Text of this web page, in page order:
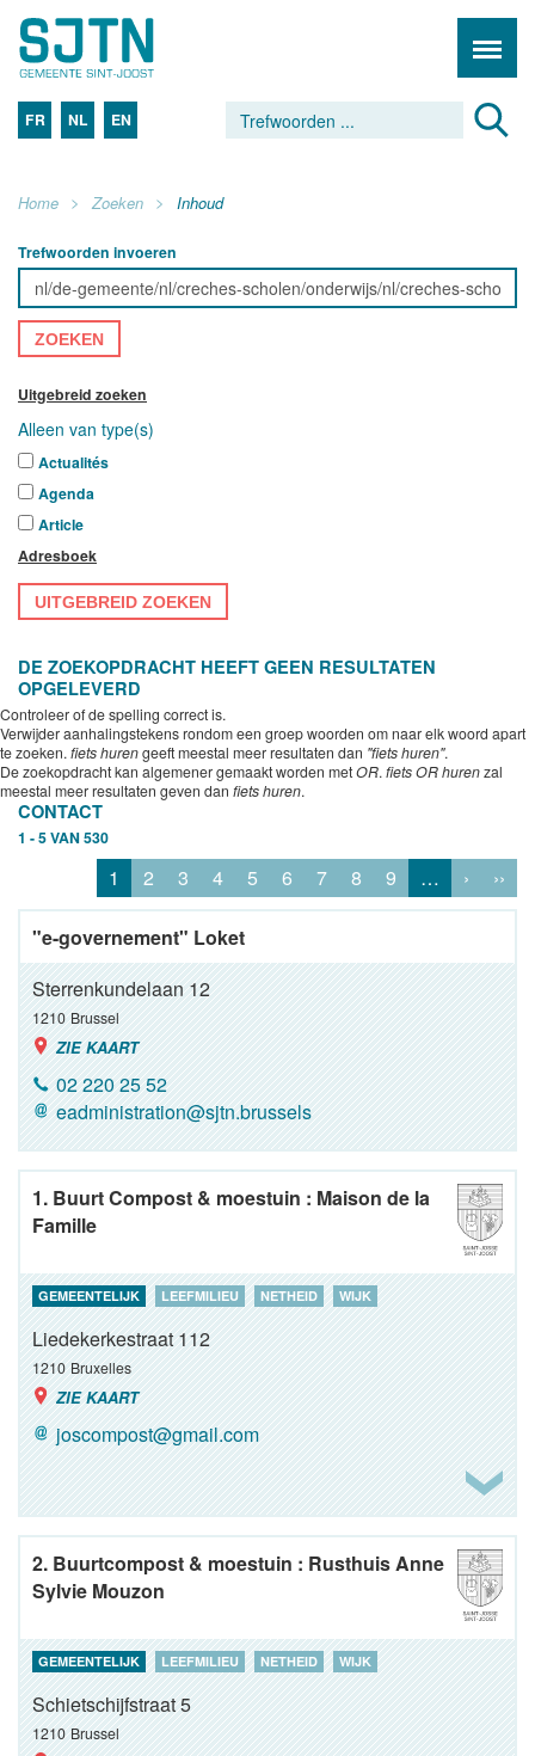
FR NL EN
Home Zoeken Inhoud
Trefwoorden invoeren
ZOEKEN
Uitgebreid zoeken
Alleen van type(s)
Actualités
Agenda
Article
Adresboek
UITGEBREID ZOEKEN
DE ZOEKOPDRACHT HEEFT GEEN RESULTATEN
OPGELEVERD
Controleer of de spelling correct is.
Verwijder aanhalingstekens rondom een groep woorden om naar elk woord apart
te zoeken. fiets hurengeeft meestal meer resultaten dan "fiets huren".
De zoekopdracht kan algemener gemaakt worden metOR. fiets OR hurenzal
meestal meer resultaten geven dan fiets huren.
CONTACT
1 - 5 VAN 530
1 2 3 4 5 6 7 8 9 … › ››
"e-governement" Loket
Sterrenkundelaan 12
1210 Brussel
ZIE KAART
02 220 25 52
eadministration@sjtn.brussels
1. Buurt Compost & moestuin : Maison de la
Famille
GEMEENTELIJK LEEFMILIEU NETHEID WIJK
Liedekerkestraat 112
1210 Bruxelles
ZIE KAART
joscompost@gmail.com
2. Buurtcompost & moestuin : Rusthuis Anne
Sylvie Mouzon
GEMEENTELIJK LEEFMILIEU NETHEID WIJK
Schietschijfstraat 5
1210 Brussel